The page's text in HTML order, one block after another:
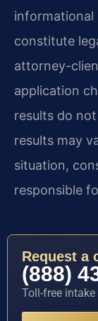
informational
constitute
attorney-
application
results do
results may
situation,
responsible
Request a
(888)
Toll-free intake